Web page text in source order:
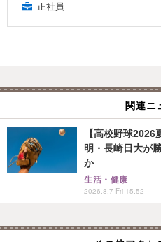
正社員
関連ニ
【高校野球
明・長崎日大が
か
生活・健康
2026.8.7 Fri 15:52